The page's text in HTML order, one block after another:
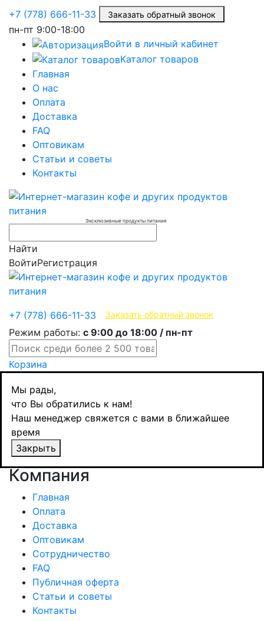
+7 (778) 666-11-33 Заказать обратный звонок
пн-пт 9:00-18:00
Войти в личный кабинет
Каталог товаров
Главная
О нас
Оплата
Доставка
FAQ
Оптовикам
Статьи и советы
Контакты
Эксклюзивные продукты питания
Найти
ВойтиРегистрация
+7 (778) 666-11-33 Заказать обратный звонок
Режим работы: с 9:00 до 18:00 / пн-пт
Корзина
Мы рады,
что Вы обратились к нам!
Наш менеджер свяжется с вами в ближайшее
время
Закрыть
Товар не найден!
Страница не найдена
Продолжить
Компания
Главная
Оплата
Доставка
Оптовикам
Сотрудничество
FAQ
Публичная оферта
Статьи и советы
Контакты